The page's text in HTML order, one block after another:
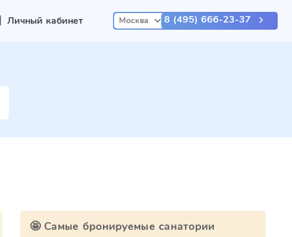
Личный кабинет Москва 8 (495) 666-23-37
🤩 Самые бронируемые санатории